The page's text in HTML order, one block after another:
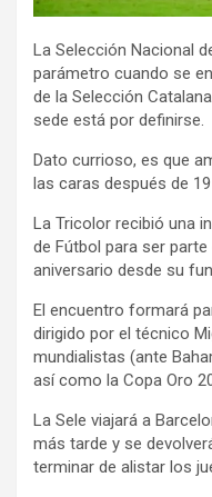
La Selección Nacional
parámetro cuando se
de la Selección
sede está por definirse.
Dato currioso, es que
las caras después de
La Tricolor recibió una
de Fútbol para ser
aniversario desde su
El encuentro formará
dirigido por el técnico
mundialistas (ante
así como la Copa Oro
La Sele viajará a
más tarde y se
terminar de alistar los